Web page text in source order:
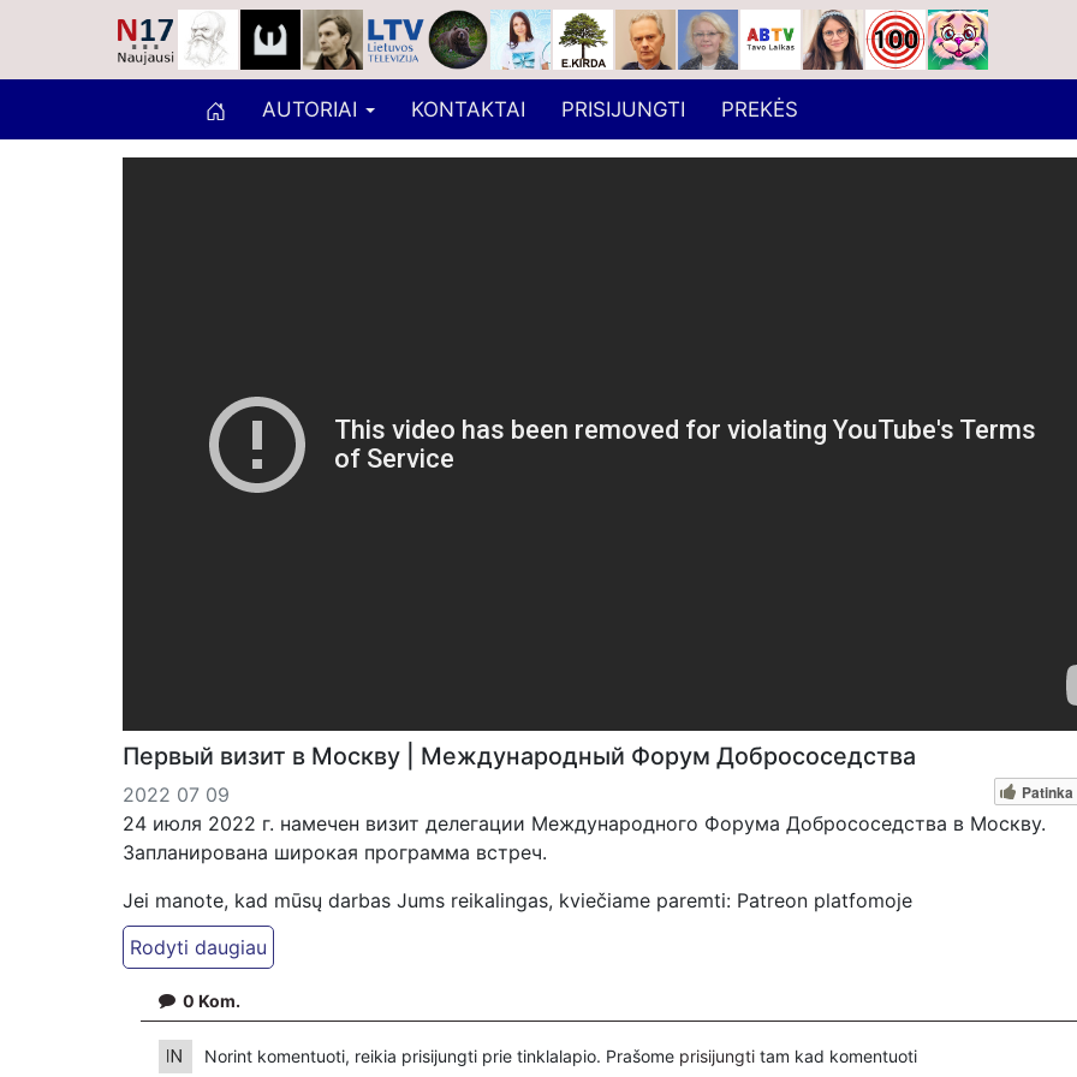
AUTORIAI KONTAKTAI PRISIJUNGTI PREKĖS
Первый визит в Москву | Международный Форум Добрососедства
2022 07 09 Patinka
24 июля 2022 г. намечен визит делегации Международного Форума Добрососедства в Москву.
Запланирована широкая программа встреч.
Jei manote, kad mūsų darbas Jums reikalingas, kviečiame paremti: Patreon platfomoje
patreon.com/KazimierasJuraitis; Tiesiogiai pervedant per PayPal paypal.me/PressJazzTV; Bankiniu
VŠĮ "Kaisakas", LT477300010078090515 Paskirtyje nurodant ''Auka''
0 Kom.
Norint komentuoti, reikia prisijungti prie tinklalapio. Prašome prisijungti tam kad komentuoti